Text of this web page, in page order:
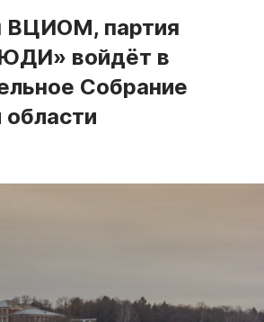
ВЦИОМ, партия
войдёт в
Собрание